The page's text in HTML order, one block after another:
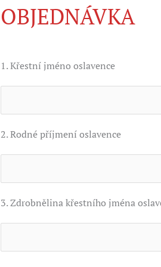
OBJEDNÁVKA
1. Křestní jméno oslavence
2. Rodné příjmení oslavence
3. Zdrobnělina křestního jména